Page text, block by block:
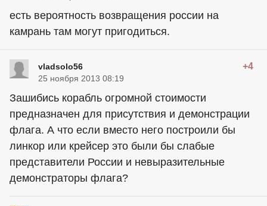
есть вероятность возвращения россии на
камрань там могут пригодиться.
vladsolo56 +4
25 ноября 2013 08:19
Зашибись корабль огромной стоимости
предназначен для присутствия и демонстрации
флага. А что если вместо него построили бы
линкор или крейсер это были бы слабые
представители России и невыразительные
демонстраторы флага?